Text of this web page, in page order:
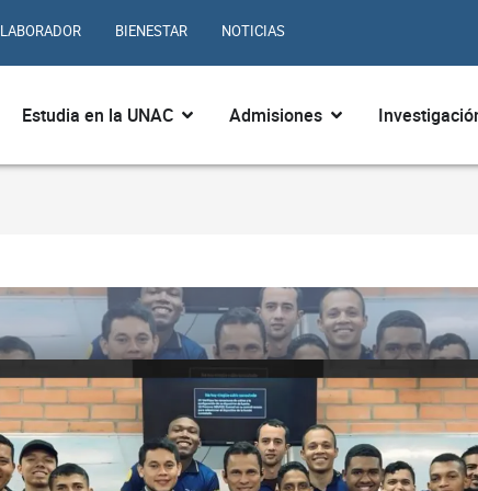
BIENESTAR NOTICIAS
¿Quiénes somos?
Estudia en la UNAC Abrir Estudia en la UNAC
Admisiones Abrir Admisiones